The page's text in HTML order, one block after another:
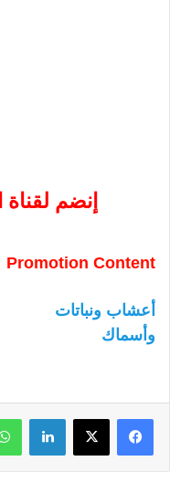
إنضم
Promotion Content
أعشاب ونباتات
وأسماك
لينكدإن